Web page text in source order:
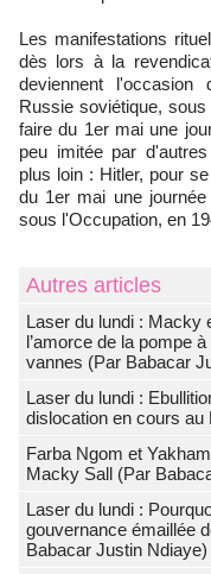
Les manifestations
dès lors à la
deviennent
Russie soviétique,
faire du 1er mai une
peu imitée par
plus loin : Hitler, pour
du 1er mai une
sous l'Occupation, en
Autres articles
Laser du lundi : Macky
l’amorce de la pompe
vannes (Par Babacar
Laser du lundi :
dislocation en cours
Farba Ngom et
Macky Sall (Par
Laser du lundi :
gouvernance émaillée
Babacar Justin Ndiaye)